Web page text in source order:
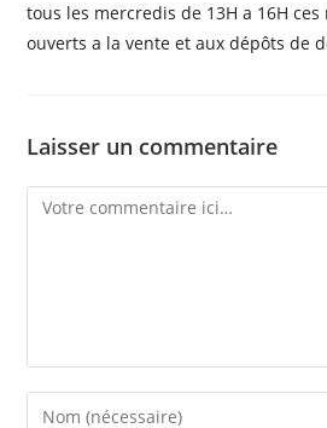
tous les mercredis de 13H a 16H
ouverts a la vente et aux dépôts de
Laisser un commentaire